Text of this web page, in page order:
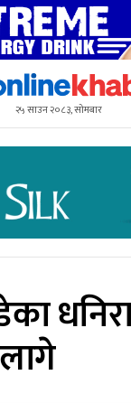
२५ साउन २०८३, सोमबार